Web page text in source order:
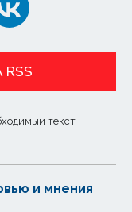
текст
и мнения